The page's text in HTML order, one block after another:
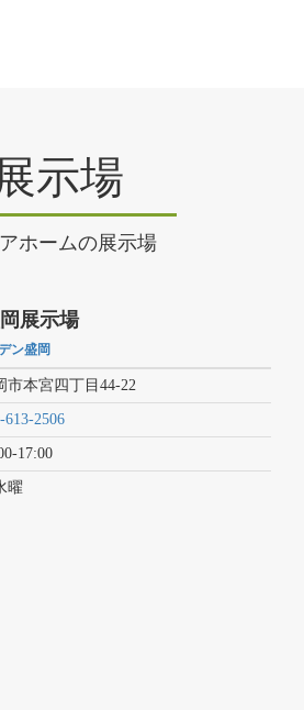
示場
ホームの展示場
展示場
ン盛岡
市本宮四丁目44-22
613-2506
17:00
曜